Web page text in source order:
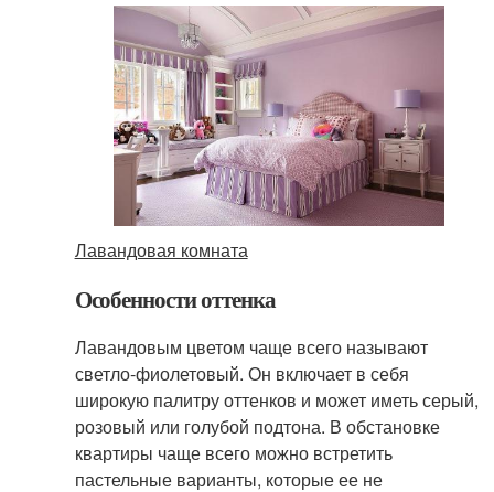
Лавандовая комната
Особенности оттенка
Лавандовым цветом чаще всего называют
светло-фиолетовый. Он включает в себя
широкую палитру оттенков и может иметь серый,
розовый или голубой подтона. В обстановке
квартиры чаще всего можно встретить
пастельные варианты, которые ее не